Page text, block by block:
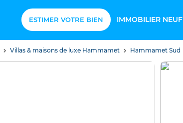
ESTIMER VOTRE BIEN IMMOBILIER NEUF
Villas & maisons de luxe Hammamet Hammamet Sud